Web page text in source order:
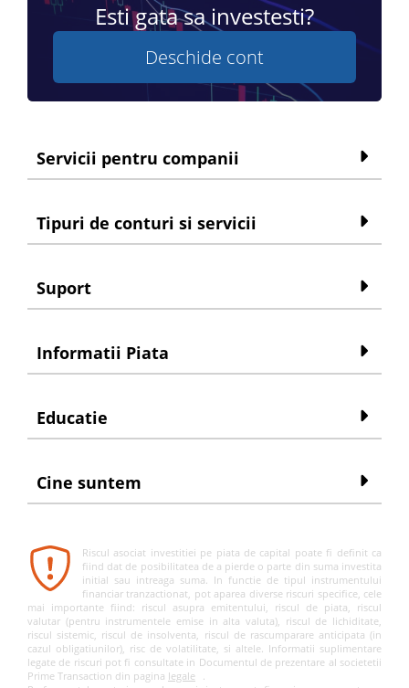
Esti gata sa investesti?
Deschide cont
Servicii pentru companii
Tipuri de conturi si servicii
Suport
Informatii Piata
Educatie
Cine suntem
Riscul asociat investitiei pe piata de capital poate fi definit ca
fiind dat de posibilitatea de a pierde o parte din suma investita
initial sau intreaga suma. In functie de tipul instrumentului
financiar tranzactionat, pot aparea diverse riscuri specifice, cele
mai importante fiind: riscul asupra emitentului, riscul de piata, riscul
valutar (pentru instrumentele emise in alta valuta), riscul de lichiditate,
riscul sistemic, riscul de insolventa, riscul de rascumparare anticipata (in
cazul obligatiunilor), risc de volatilitate, si altele. Informatii suplimentare
legate de riscuri pot fi consultate in Documentul de prezentare al societetii
Prime Transaction din pagina legale
.